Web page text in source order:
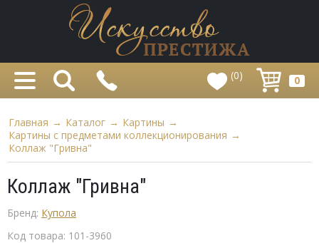
(0) 0
Главная → Каталог → Картины →
Картины с предметами коллекционирования →
Коллаж "Гривна"
Коллаж "Гривна"
Бренд: Купола
Код товара: 101-3960